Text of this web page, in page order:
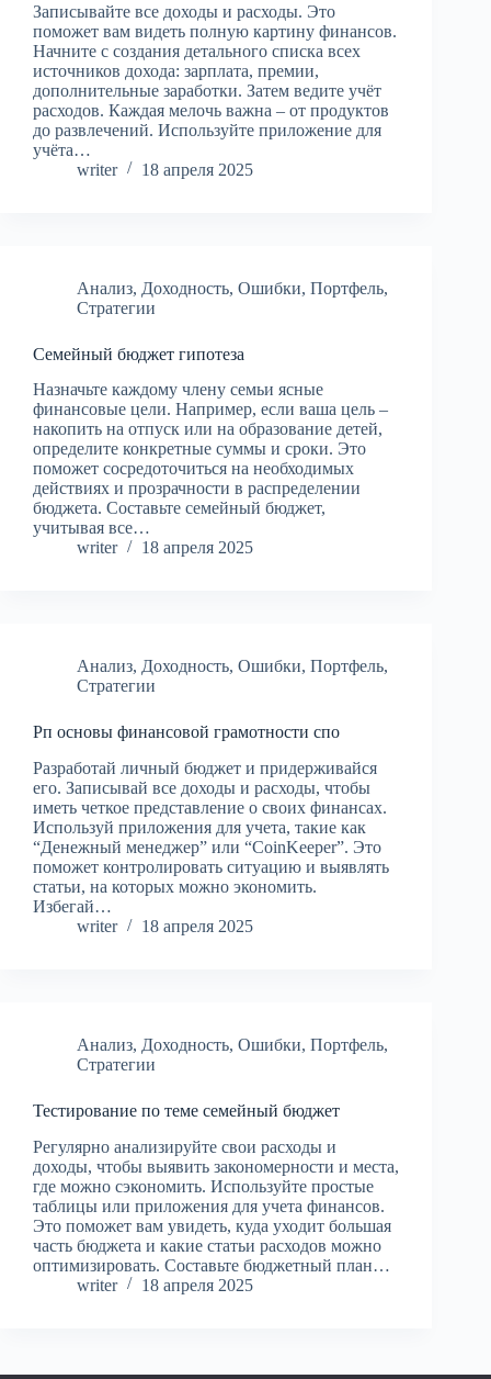
Записывайте все доходы и расходы. Это
поможет вам видеть полную картину финансов.
Начните с создания детального списка всех
источников дохода: зарплата, премии,
дополнительные заработки. Затем ведите учёт
расходов. Каждая мелочь важна – от продуктов
до развлечений. Используйте приложение для
учёта…
writer
18 апреля 2025
Анализ, Доходность, Ошибки, Портфель,
Стратегии
Семейный бюджет гипотеза
Назначьте каждому члену семьи ясные
финансовые цели. Например, если ваша цель –
накопить на отпуск или на образование детей,
определите конкретные суммы и сроки. Это
поможет сосредоточиться на необходимых
действиях и прозрачности в распределении
бюджета. Составьте семейный бюджет,
учитывая все…
writer
18 апреля 2025
Анализ, Доходность, Ошибки, Портфель,
Стратегии
Рп основы финансовой грамотности спо
Разработай личный бюджет и придерживайся
его. Записывай все доходы и расходы, чтобы
иметь четкое представление о своих финансах.
Используй приложения для учета, такие как
“Денежный менеджер” или “CoinKeeper”. Это
поможет контролировать ситуацию и выявлять
статьи, на которых можно экономить.
Избегай…
writer
18 апреля 2025
Анализ, Доходность, Ошибки, Портфель,
Стратегии
Тестирование по теме семейный бюджет
Регулярно анализируйте свои расходы и
доходы, чтобы выявить закономерности и места,
где можно сэкономить. Используйте простые
таблицы или приложения для учета финансов.
Это поможет вам увидеть, куда уходит большая
часть бюджета и какие статьи расходов можно
оптимизировать. Составьте бюджетный план…
writer
18 апреля 2025